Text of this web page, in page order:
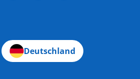
Deutschland